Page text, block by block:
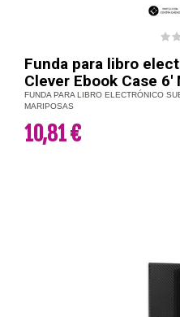
Funda para libro
Clever Ebook Case 6'
FUNDA PARA LIBRO ELECTRÓNICO
MARIPOSAS
10,81 €